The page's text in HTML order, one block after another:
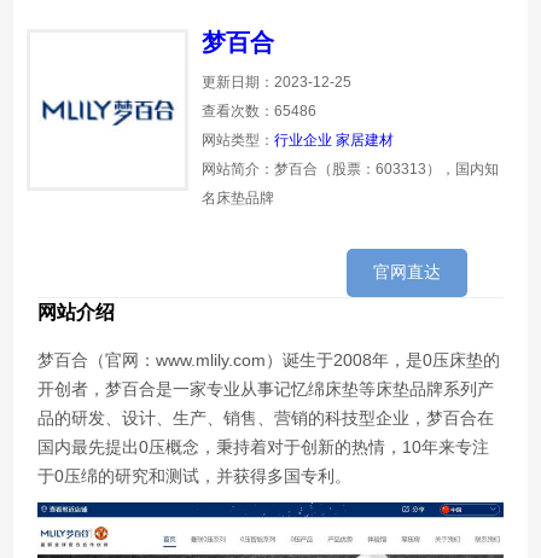
梦百合
更新日期：2023-12-25
查看次数：65486
网站类型：行业企业 家居建材
网站简介：梦百合（股票：603313），国内知
名床垫品牌
官网直达
网站介绍
梦百合（官网：www.mlily.com）诞生于2008年，是0压床垫的
开创者，梦百合是一家专业从事记忆绵床垫等床垫品牌系列产
品的研发、设计、生产、销售、营销的科技型企业，梦百合在
国内最先提出0压概念，秉持着对于创新的热情，10年来专注
于0压绵的研究和测试，并获得多国专利。